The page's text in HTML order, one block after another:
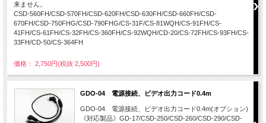
来ません。
CSD-560FH/CSD-570FH/CSD-620FH/CSD-630FH/CSD-660FH/CSD-
670FH/CSD-750FHG/CSD-790FHG/CS-31F/CS-81WQH/CS-91FH/CS-
41FH/CS-61FH/CS-32FH/CS-360FH/CS-92WQH/CD-20/CS-72FH/CS-93FH/CS-
33FH/CD-50/CS-364FH
価格： 2,750円(税抜 2,500円)
GDO-04 電源接続、ビデオ出力コード0.4m
GDO-04 電源接続、ビデオ出力コード0.4m(オプション)
《対応製品》GD-17/CSD-250/CSD-260/CSD-290/CSD-